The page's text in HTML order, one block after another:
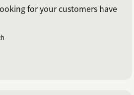
for your customers have